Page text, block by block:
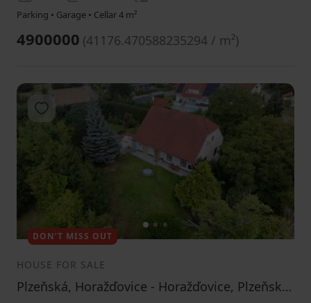
Parking • Garage • Cellar 4 m²
4900000 (41176.470588235294 / m²)
12 3
Add to favorites
DON’T MISS OUT
HOUSE FOR SALE
Plzeňská, Horažďovice - Horažďovice, Plzeňský Region